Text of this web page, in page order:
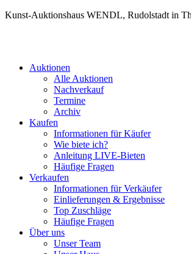
Kunst-Auktionshaus WENDL, Rudolstadt in
Auktionen
Alle Auktionen
Nachverkauf
Termine
Archiv
Kaufen
Informationen für Käufer
Wie biete ich?
Anleitung LIVE-Bieten
Häufige Fragen
Verkaufen
Informationen für Verkäufer
Einlieferungen & Ergebnisse
Top Zuschläge
Häufige Fragen
Über uns
Unser Team